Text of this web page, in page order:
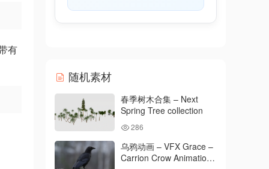
有
随机素材
春季树木合集 – Next
Spring Tree collection
286
乌鸦动画 – VFX Grace –
Carrion Crow Animation